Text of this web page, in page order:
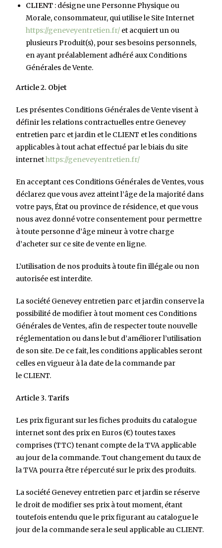
CLIENT : désigne une Personne Physique ou
Morale, consommateur, qui utilise le Site Internet
https://geneveyentretien.fr/ et acquiert un ou
plusieurs Produit(s), pour ses besoins personnels,
en ayant préalablement adhéré aux Conditions
Générales de Vente.
Article 2. Objet
Les présentes Conditions Générales de Vente visent à
définir les relations contractuelles entre Genevey
entretien parc et jardin et le CLIENT et les conditions
applicables à tout achat effectué par le biais du site
internethttps://geneveyentretien.fr/
En acceptant ces Conditions Générales de Ventes, vous
déclarez que vous avez atteint l’âge de la majorité dans
votre pays, État ou province de résidence, et que vous
nous avez donné votre consentement pour permettre
à toute personne d’âge mineur à votre charge
d’acheter sur ce site de vente en ligne.
L’utilisation de nos produits à toute fin illégale ou non
autorisée est interdite.
La société Genevey entretien parc et jardin conserve la
possibilité de modifier à tout moment ces Conditions
Générales de Ventes, afin de respecter toute nouvelle
réglementation ou dans le but d’améliorer l’utilisation
de son site. De ce fait, les conditions applicables seront
celles en vigueur à la date de la commande par
le CLIENT.
Article 3. Tarifs
Les prix figurant sur les fiches produits du catalogue
internet sont des prix en Euros (€) toutes taxes
comprises (TTC) tenant compte de la TVA applicable
au jour de la commande. Tout changement du taux de
la TVA pourra être répercuté sur le prix des produits.
La société Genevey entretien parc et jardin se réserve
le droit de modifier ses prix à tout moment, étant
toutefois entendu que le prix figurant au catalogue le
jour de la commande sera le seul applicable au CLIENT.